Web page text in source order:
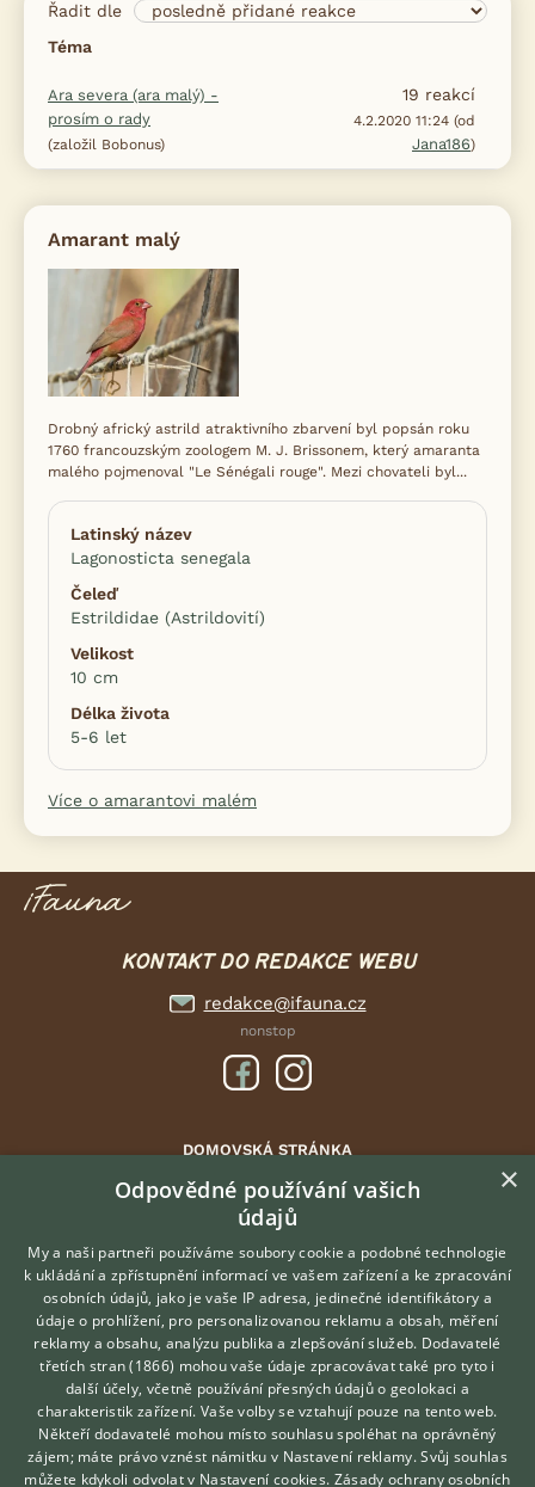
Řadit dle
Téma
Ara severa (ara malý) -
prosím o rady
(založil Bobonus)
19 reakcí
4.2.2020 11:24 (od
Jana186)
Amarant malý
Drobný africký astrild atraktivního zbarvení byl popsán roku
1760 francouzským zoologem M. J. Brissonem, který amaranta
malého pojmenoval "Le Sénégali rouge". Mezi chovateli byl...
Latinský název
Lagonosticta senegala
Čeleď
Estrildidae (Astrildovití)
Velikost
10 cm
Délka života
5-6 let
Více o amarantovi malém
KONTAKT DO REDAKCE WEBU
redakce@ifauna.cz
nonstop
DOMOVSKÁ STRÁNKA
INZERCE
DISKUSE
ATLAS
O nás
Kontakt
Možnosti zvýraznění inzerátů
Podmínky užití
Zpracování osobních údajů
Hledáte zvířecího kamaráda?
Zdarma vám poradí
VETERINÁŘ ONLINE
KONZULTOVAT S
VETERINÁŘEM
×
Odpovědné používání vašich
údajů
My a naši partneři používáme soubory cookie a podobné technologie
k ukládání a zpřístupnění informací ve vašem zařízení a ke zpracování
osobních údajů, jako je vaše IP adresa, jedinečné identifikátory a
údaje o prohlížení, pro personalizovanou reklamu a obsah, měření
reklamy a obsahu, analýzu publika a zlepšování služeb. Dodavatelé
třetích stran (1866) mohou vaše údaje zpracovávat také pro tyto i
další účely, včetně používání přesných údajů o geolokaci a
charakteristik zařízení. Vaše volby se vztahují pouze na tento web.
Někteří dodavatelé mohou místo souhlasu spoléhat na oprávněný
zájem; máte právo vznést námitku v Nastavení reklamy. Svůj souhlas
můžete kdykoli odvolat v Nastavení cookies. Zásady ochrany osobních